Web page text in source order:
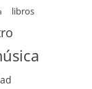
libros